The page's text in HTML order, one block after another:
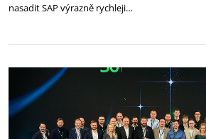
nasadit SAP výrazně rychleji…